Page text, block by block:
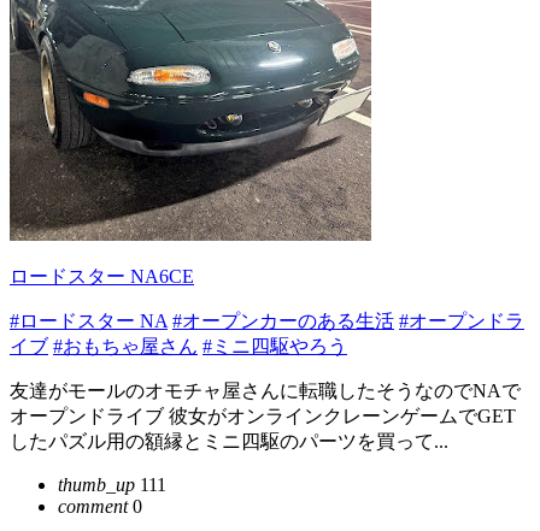
ロードスター NA6CE
#ロードスター NA #オープンカーのある生活 #オープンドラ
イブ #おもちゃ屋さん #ミニ四駆やろう
友達がモールのオモチャ屋さんに転職したそうなのでNAで
オープンドライブ 彼女がオンラインクレーンゲームでGET
したパズル用の額縁とミニ四駆のパーツを買って...
thumb_up 111
comment0